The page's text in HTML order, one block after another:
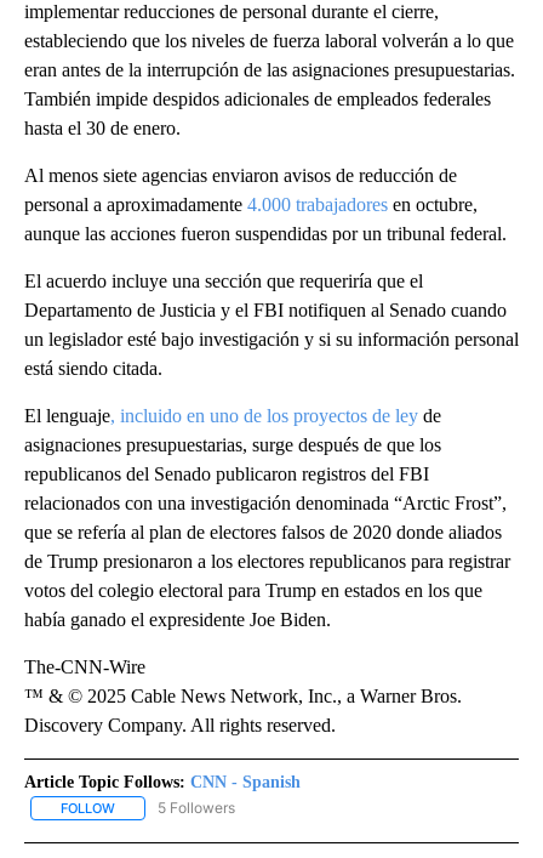
implementar reducciones de personal durante el cierre,
estableciendo que los niveles de fuerza laboral volverán a lo que
eran antes de la interrupción de las asignaciones presupuestarias.
También impide despidos adicionales de empleados federales
hasta el 30 de enero.
Al menos siete agencias enviaron avisos de reducción de
personal a aproximadamente 4.000 trabajadores en octubre,
aunque las acciones fueron suspendidas por un tribunal federal.
El acuerdo incluye una sección que requeriría que el
Departamento de Justicia y el FBI notifiquen al Senado cuando
un legislador esté bajo investigación y si su información personal
está siendo citada.
El lenguaje, incluido en uno de los proyectos de ley de
asignaciones presupuestarias, surge después de que los
republicanos del Senado publicaron registros del FBI
relacionados con una investigación denominada “Arctic Frost”,
que se refería al plan de electores falsos de 2020 donde aliados
de Trump presionaron a los electores republicanos para registrar
votos del colegio electoral para Trump en estados en los que
había ganado el expresidente Joe Biden.
The-CNN-Wire
™ & © 2025 Cable News Network, Inc., a Warner Bros.
Discovery Company. All rights reserved.
Article Topic Follows: CNN - Spanish
FOLLOW FOLLOW "CNN - SPANISH" TO RECEIVE NOTIFICATIONS ABOUT
5 Followers